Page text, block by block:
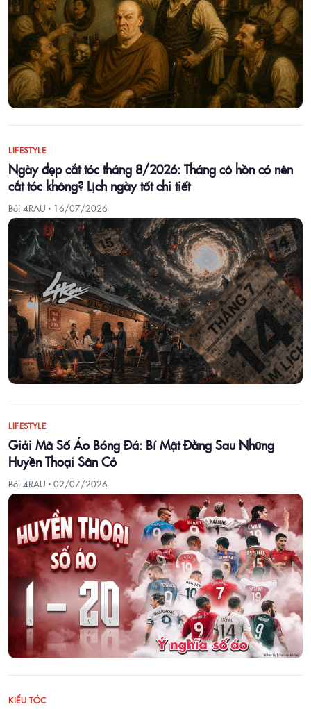
LIFESTYLE
Ngày đẹp cắt tóc tháng 8/2026: Tháng cô hồn có nên
cắt tóc không? Lịch ngày tốt chi tiết
Bởi 4RAU · 16/07/2026
LIFESTYLE
Giải Mã Số Áo Bóng Đá: Bí Mật Đằng Sau Những
Huyền Thoại Sân Cỏ
Bởi 4RAU · 02/07/2026
KIỂU TÓC